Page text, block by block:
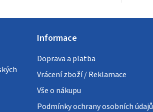
Informace
Doprava a platba
Vrácení zboží / Reklamace
Vše o nákupu
Podmínky ochrany osobních údajů